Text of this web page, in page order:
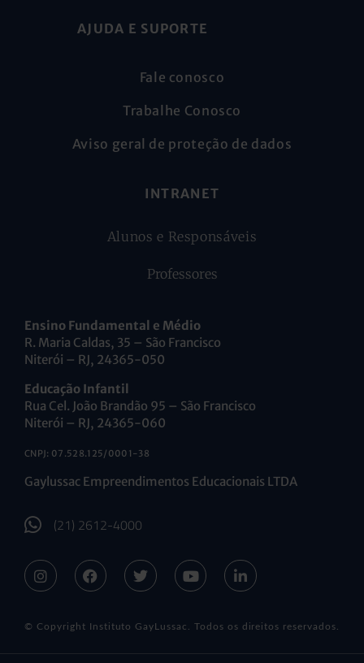
AJUDA E SUPORTE
Fale conosco
Trabalhe Conosco
Aviso geral de proteção de dados
INTRANET
Alunos e Responsáveis
Professores
Ensino Fundamental e Médio
R. Maria Caldas, 35 – São Francisco
Niterói – RJ, 24365-050
Educação Infantil
Rua Cel. João Brandão 95 – São Francisco
Niterói – RJ, 24365-060
CNPJ: 07.528.125/0001-38
Gaylussac Empreendimentos Educacionais LTDA
(21) 2612-4000
© Copyright Instituto GayLussac. Todos os direitos reservados.